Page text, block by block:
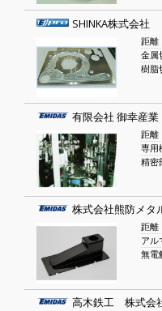
SHINKA株式会社
距離
金属
樹脂
有限会社 御幸産業
距離
専用
精密
株式会社熊防メタ
距離
アル
無電
高木鉄工 株式会